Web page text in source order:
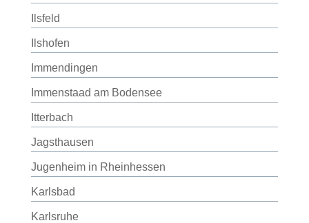
Ilsfeld
Ilshofen
Immendingen
Immenstaad am Bodensee
Itterbach
Jagsthausen
Jugenheim in Rheinhessen
Karlsbad
Karlsruhe